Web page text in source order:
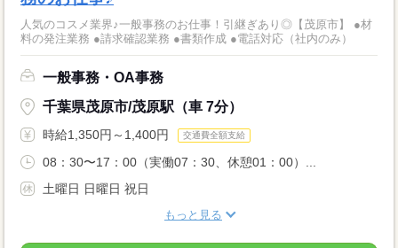
人気のコスメ業界♪一般事務のお仕事！引継ぎあり◎【茂原市】 ●材
料の発注業務 ●請求確認業務 ●書類作成 ●電話対応（社内のみ）
一般事務・OA事務
千葉県茂原市/茂原駅（車 7分）
時給1,350円～1,400円 交通費全額支給
08：30〜17：00（実働07：30、休憩01：00）...
土曜日 日曜日 祝日
もっと見る